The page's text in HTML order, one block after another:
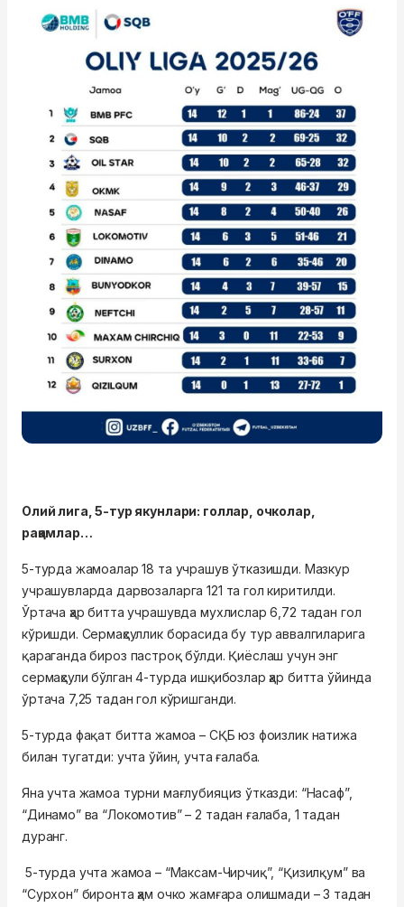
Олий лига, 5-тур якунлари: голлар, очколар,
рақамлар…
5-турда жамоалар 18 та учрашув ўтказишди. Мазкур
учрашувларда дарвозаларга 121 та гол киритилди.
Ўртача ҳар битта учрашувда мухлислар 6,72 тадан гол
кўришди. Сермаҳсуллик борасида бу тур аввалгиларига
қараганда бироз пастроқ бўлди. Қиёслаш учун энг
сермаҳсули бўлган 4-турда ишқибозлар ҳар битта ўйинда
ўртача 7,25 тадан гол кўришганди.
5-турда фақат битта жамоа – СҚБ юз фоизлик натижа
билан тугатди: учта ўйин, учта ғалаба.
Яна учта жамоа турни мағлубияциз ўтказди: “Насаф”,
“Динамо” ва “Локомотив” – 2 тадан ғалаба, 1 тадан
дуранг.
5-турда учта жамоа – “Максам-Чирчиқ”, “Қизилқум” ва
“Сурхон” биронта ҳам очко жамғара олишмади – 3 тадан